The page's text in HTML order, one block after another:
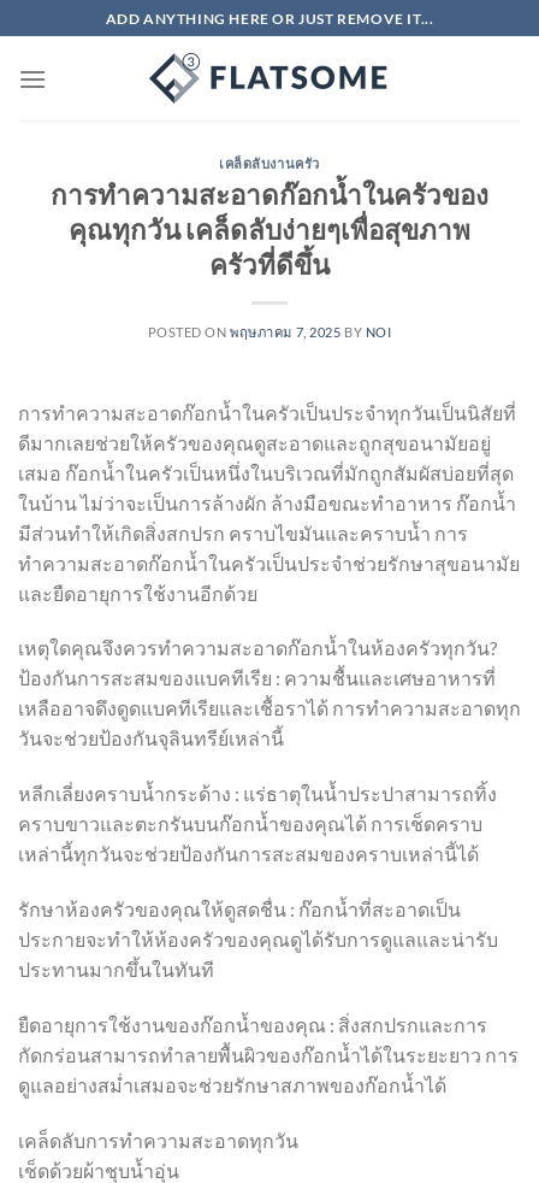
ไป
ADD ANYTHING HERE OR JUST REMOVE IT...
เคล็ดลับงานครัว
การทำความสะอาดก๊อกน้ำในครัวของ
คุณทุกวัน เคล็ดลับง่ายๆเพื่อสุขภาพ
ครัวที่ดีขึ้น
POSTED ONพฤษภาคม 7, 2025 BY NOI
การทำความสะอาดก๊อกน้ำในครัวเป็นประจำทุกวันเป็นนิสัยที่
ดีมากเลยช่วยให้ครัวของคุณดูสะอาดและถูกสุขอนามัยอยู่
เสมอ ก๊อกน้ำในครัวเป็นหนึ่งในบริเวณที่มักถูกสัมผัสบ่อยที่สุด
ในบ้าน ไม่ว่าจะเป็นการล้างผัก ล้างมือขณะทำอาหาร ก๊อกน้ำ
มีส่วนทำให้เกิดสิ่งสกปรก คราบไขมันและคราบน้ำ การ
ทำความสะอาดก๊อกน้ำในครัวเป็นประจำช่วยรักษาสุขอนามัย
และยืดอายุการใช้งานอีกด้วย
เหตุใดคุณจึงควรทำความสะอาดก๊อกน้ำในห้องครัวทุกวัน?
ป้องกันการสะสมของแบคทีเรีย : ความชื้นและเศษอาหารที่
เหลืออาจดึงดูดแบคทีเรียและเชื้อราได้ การทำความสะอาดทุก
วันจะช่วยป้องกันจุลินทรีย์เหล่านี้
หลีกเลี่ยงคราบน้ำกระด้าง : แร่ธาตุในน้ำประปาสามารถทิ้ง
คราบขาวและตะกรันบนก๊อกน้ำของคุณได้ การเช็ดคราบ
เหล่านี้ทุกวันจะช่วยป้องกันการสะสมของคราบเหล่านี้ได้
รักษาห้องครัวของคุณให้ดูสดชื่น : ก๊อกน้ำที่สะอาดเป็น
ประกายจะทำให้ห้องครัวของคุณดูได้รับการดูแลและน่ารับ
ประทานมากขึ้นในทันที
ยืดอายุการใช้งานของก๊อกน้ำของคุณ : สิ่งสกปรกและการ
กัดกร่อนสามารถทำลายพื้นผิวของก๊อกน้ำได้ในระยะยาว การ
ดูแลอย่างสม่ำเสมอจะช่วยรักษาสภาพของก๊อกน้ำได้
เคล็ดลับการทำความสะอาดทุกวัน
เช็ดด้วยผ้าชุบน้ำอุ่น